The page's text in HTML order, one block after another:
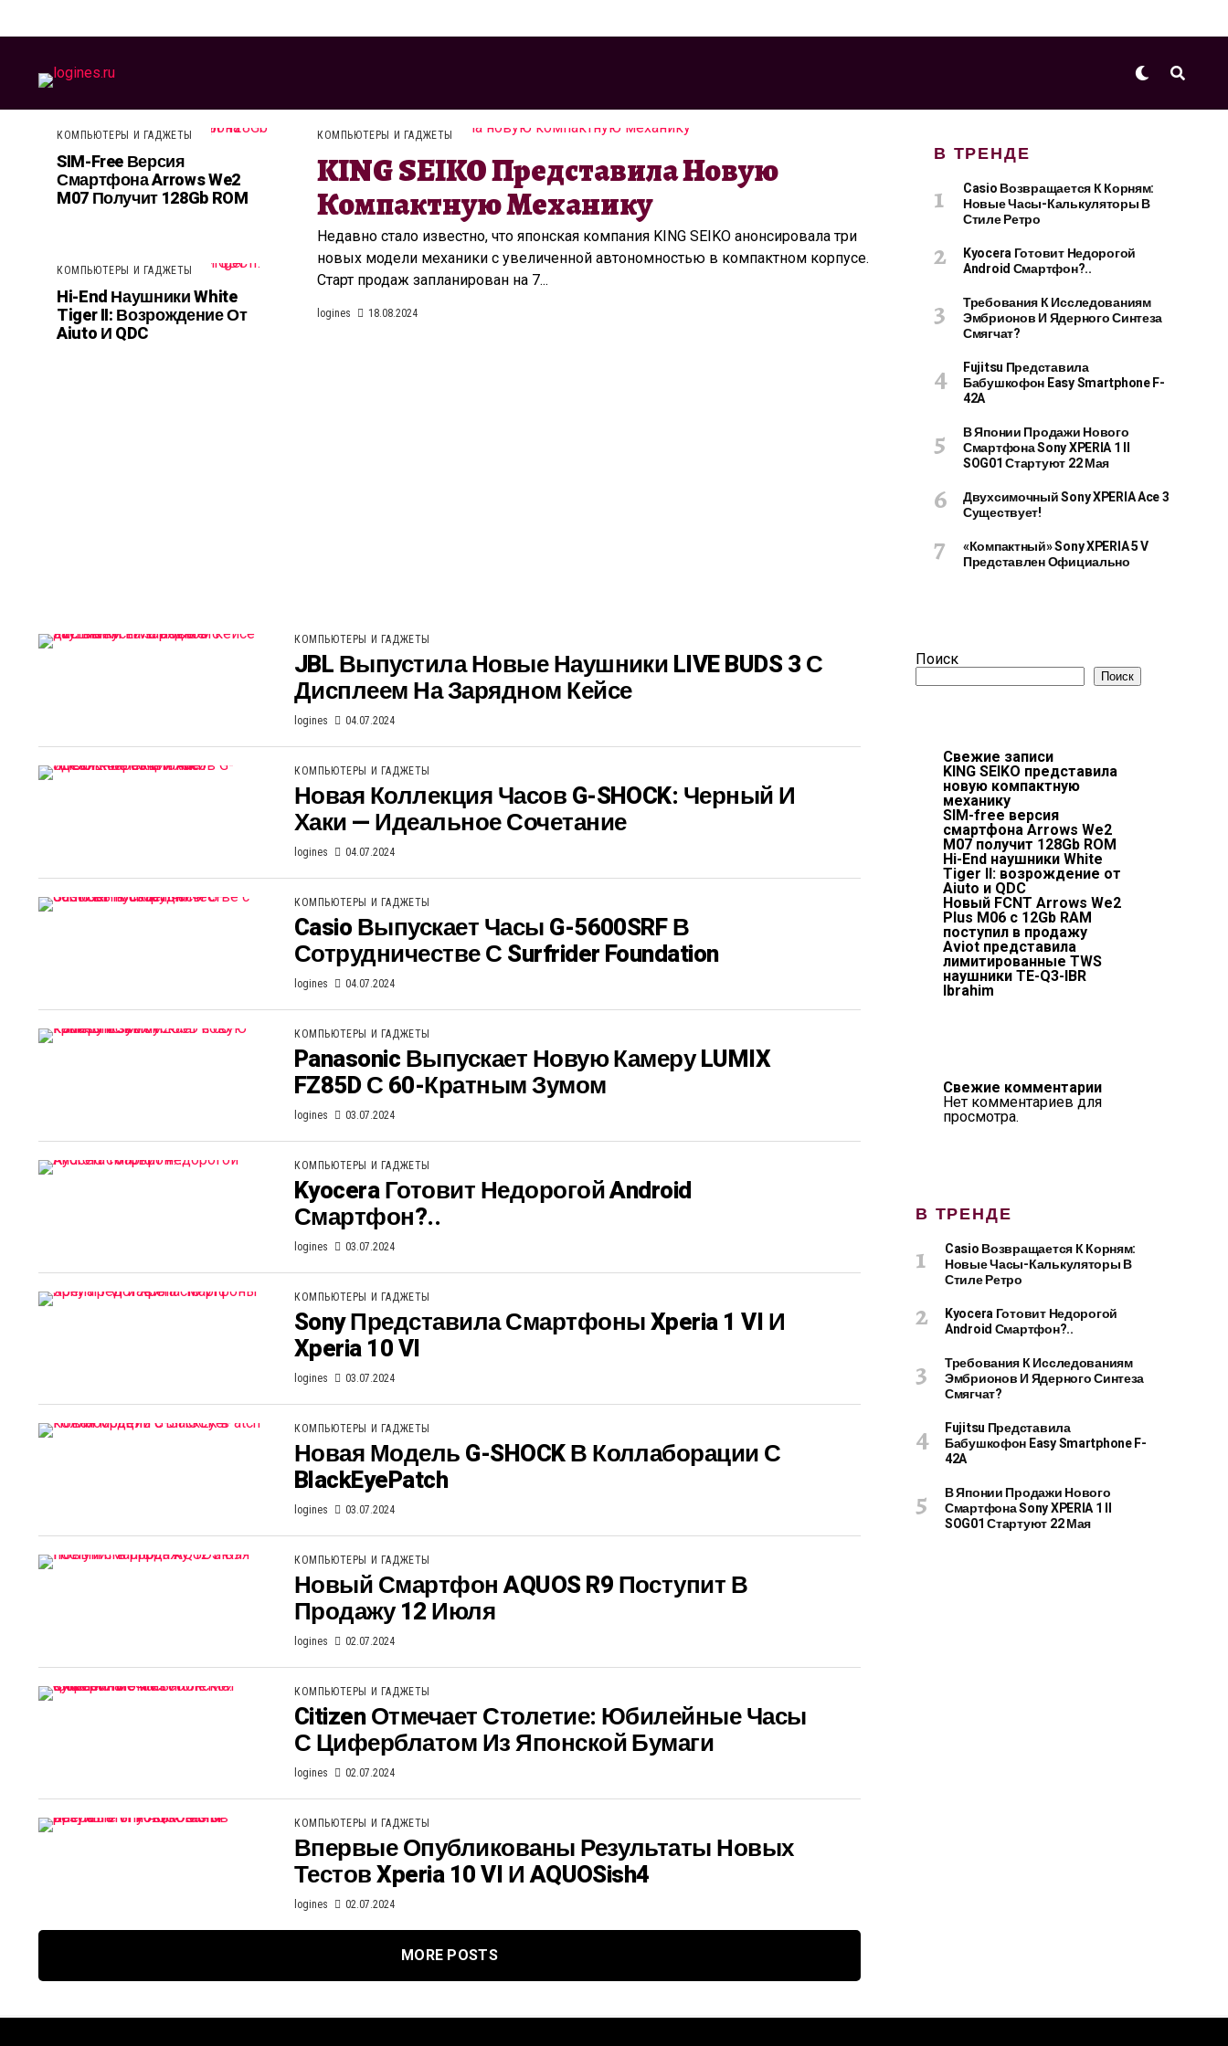
КОМПЬЮТЕРЫ И ГАДЖЕТЫ
KING SEIKO Представила Новую
Компактную Механику
Недавно стало известно, что японская компания KING SEIKO анонсировала три
новых модели механики с увеличенной автономностью в компактном корпусе.
Старт продаж запланирован на 7...
logines 18.08.2024
КОМПЬЮТЕРЫ И ГАДЖЕТЫ
SIM-Free Версия
Смартфона Arrows We2
M07 Получит 128Gb ROM
КОМПЬЮТЕРЫ И ГАДЖЕТЫ
Hi-End Наушники White
Tiger II: Возрождение От
Aiuto И QDC
В ТРЕНДЕ
Casio Возвращается К Корням:
Новые Часы-Калькуляторы В
Стиле Ретро
Kyocera Готовит Недорогой
Android Смартфон?..
Требования К Исследованиям
Эмбрионов И Ядерного Синтеза
Смягчат?
Fujitsu Представила
Бабушкофон Easy Smartphone F-
42A
В Японии Продажи Нового
Смартфона Sony XPERIA 1 II
SOG01 Стартуют 22 Мая
Двухсимочный Sony XPERIA Ace 3
Существует!
«Компактный» Sony XPERIA 5 V
Представлен Официально
КОМПЬЮТЕРЫ И ГАДЖЕТЫ
JBL Выпустила Новые Наушники LIVE BUDS 3 С
Дисплеем На Зарядном Кейсе
logines 04.07.2024
КОМПЬЮТЕРЫ И ГАДЖЕТЫ
Новая Коллекция Часов G-SHOCK: Черный И
Хаки — Идеальное Сочетание
logines 04.07.2024
КОМПЬЮТЕРЫ И ГАДЖЕТЫ
Casio Выпускает Часы G-5600SRF В
Сотрудничестве С Surfrider Foundation
logines 04.07.2024
КОМПЬЮТЕРЫ И ГАДЖЕТЫ
Panasonic Выпускает Новую Камеру LUMIX
FZ85D С 60-Кратным Зумом
logines 03.07.2024
КОМПЬЮТЕРЫ И ГАДЖЕТЫ
Kyocera Готовит Недорогой Android
Смартфон?..
logines 03.07.2024
КОМПЬЮТЕРЫ И ГАДЖЕТЫ
Sony Представила Смартфоны Xperia 1 VI И
Xperia 10 VI
logines 03.07.2024
КОМПЬЮТЕРЫ И ГАДЖЕТЫ
Новая Модель G-SHOCK В Коллаборации С
BlackEyePatch
logines 03.07.2024
КОМПЬЮТЕРЫ И ГАДЖЕТЫ
Новый Смартфон AQUOS R9 Поступит В
Продажу 12 Июля
logines 02.07.2024
КОМПЬЮТЕРЫ И ГАДЖЕТЫ
Citizen Отмечает Столетие: Юбилейные Часы
С Циферблатом Из Японской Бумаги
logines 02.07.2024
КОМПЬЮТЕРЫ И ГАДЖЕТЫ
Впервые Опубликованы Результаты Новых
Тестов Xperia 10 VI И AQUOSish4
logines 02.07.2024
MORE POSTS
Поиск
Поиск
Свежие записи
KING SEIKO представила
новую компактную
механику
SIM-free версия
смартфона Arrows We2
M07 получит 128Gb ROM
Hi-End наушники White
Tiger II: возрождение от
Aiuto и QDC
Новый FCNT Arrows We2
Plus M06 с 12Gb RAM
поступил в продажу
Aviot представила
лимитированные TWS
наушники TE-Q3-IBR
Ibrahim
Свежие комментарии
Нет комментариев для
просмотра.
В ТРЕНДЕ
Casio Возвращается К Корням:
Новые Часы-Калькуляторы В
Стиле Ретро
Kyocera Готовит Недорогой
Android Смартфон?..
Требования К Исследованиям
Эмбрионов И Ядерного Синтеза
Смягчат?
Fujitsu Представила
Бабушкофон Easy Smartphone F-
42A
В Японии Продажи Нового
Смартфона Sony XPERIA 1 II
SOG01 Стартуют 22 Мая